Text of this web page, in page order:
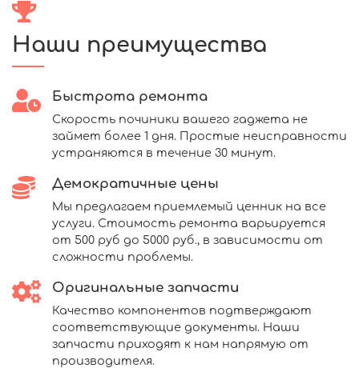
Наши преимущества
Быстрота ремонта
Скорость починики вашего гаджета не
займет более 1 дня. Простые неисправности
устраняются в течение 30 минут.
Демократичные цены
Мы предлагаем приемлемый ценник на все
услуги. Стоимость ремонта варьируется
от 500 руб до 5000 руб., в зависимости от
сложности проблемы.
Оригинальные запчасти
Качество компонентов подтверждают
соответствующие документы. Наши
запчасти приходят к нам напрямую от
производителя.